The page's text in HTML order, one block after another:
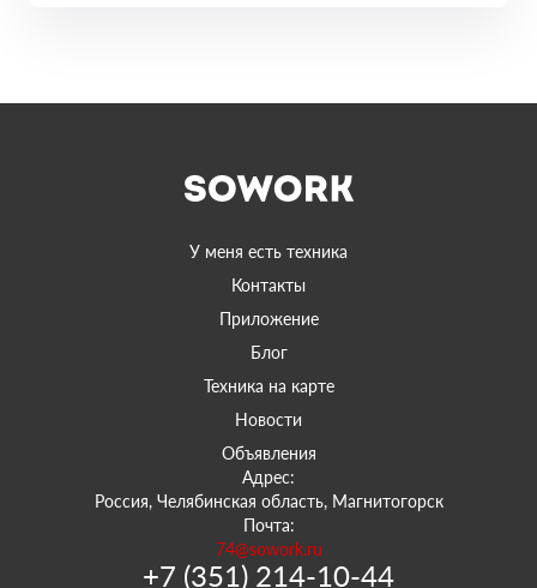
У меня есть техника
Контакты
Приложение
Блог
Техника на карте
Новости
Объявления
Адрес:
Россия, Челябинская область, Магнитогорск
Почта:
74@sowork.ru
+7 (351) 214-10-44